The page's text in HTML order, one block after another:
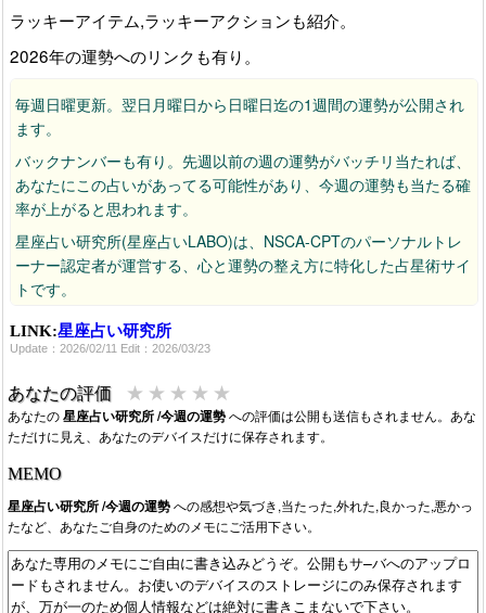
ラッキーアイテム,ラッキーアクションも紹介。
2026年の運勢へのリンクも有り。
毎週日曜更新。翌日月曜日から日曜日迄の1週間の運勢が公開され
ます。
バックナンバーも有り。先週以前の週の運勢がバッチリ当たれば、
あなたにこの占いがあってる可能性があり、今週の運勢も当たる確
率が上がると思われます。
星座占い研究所(星座占いLABO)は、NSCA-CPTのパーソナルトレ
ーナー認定者が運営する、心と運勢の整え方に特化した占星術サイ
トです。
LINK:星座占い研究所
Update：2026/02/11 Edit：2026/03/23
あなたの評価 ★ ★ ★ ★ ★
あなたの星座占い研究所 /今週の運勢への評価は公開も送信もされません。あな
ただけに見え、あなたのデバイスだけに保存されます。
MEMO
星座占い研究所 /今週の運勢への感想や気づき,当たった,外れた,良かった,悪かっ
たなど、あなたご自身のためのメモにご活用下さい。